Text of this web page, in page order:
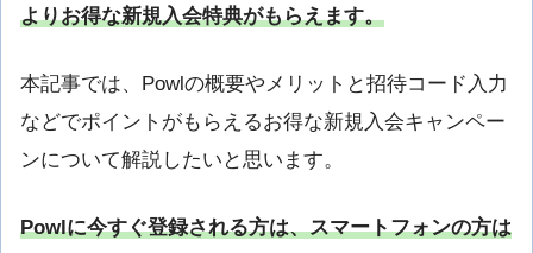
よりお得な新規入会特典がもらえます。
本記事では、Powlの概要やメリットと招待コード入力
などでポイントがもらえるお得な新規入会キャンペー
ンについて解説したいと思います。
Powlに今すぐ登録される方は、スマートフォンの方は